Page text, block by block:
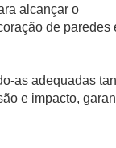
alcançar o
de paredes
as adequadas
e impacto,